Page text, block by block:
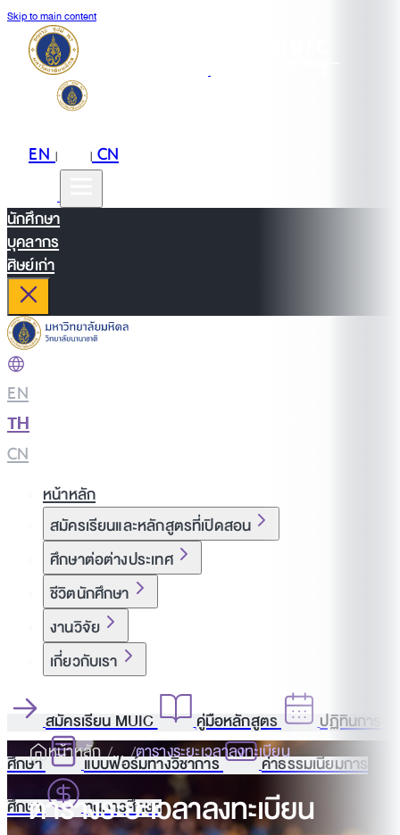
Skip to main content
EN| |CN
นักศึกษา
บุคลากร
ศิษย์เก่า
EN
TH
CN
หน้าหลัก
สมัครเรียนและหลักสูตรที่เปิดสอน
ศึกษาต่อต่างประเทศ
ชีวิตนักศึกษา
งานวิจัย
เกี่ยวกับเรา
สมัครเรียน MUIC คู่มือหลักสูตร
ปฏิทินการ
ศึกษา
แบบฟอร์มทางวิชาการ
ค่าธรรมเนียมการ
ศึกษา
ทุนการศึกษา
หน้าหลัก ตารางระยะเวลาลงทะเบียน
ตารางระยะเวลาลงทะเบียน